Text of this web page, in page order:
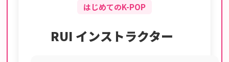
はじめてのK-POP
RUI インストラクター